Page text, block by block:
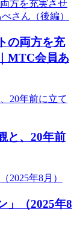
の両方を充
MTC会員あ
と、20年前
」（2025年8